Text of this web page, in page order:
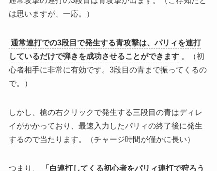
は思いますが、一応。）
通常連打での3段目で発生する青攻撃は、パリィを連打
しているだけで弾きを成功させることができます 。（初
心者相手に非常に有効です。3段目の青まで振ってくるの
で。）
しかし、 槍の右クリックで発生する三段目の青はディレ
イがかかっており、最速入力したパリィの終了後に発生
するので当たります。（チャージ時間が僅かに長い）
つまり、
「白連打してくる初心者をパリィ連打で狩ろう